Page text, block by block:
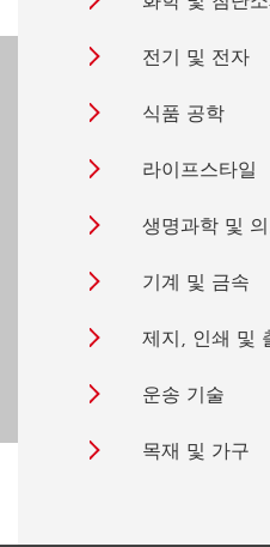
전기 및 전자
식품 공학
라이프스타일
생명과학 및
기계 및 금속
제지, 인쇄 및
운송 기술
목재 및 가구